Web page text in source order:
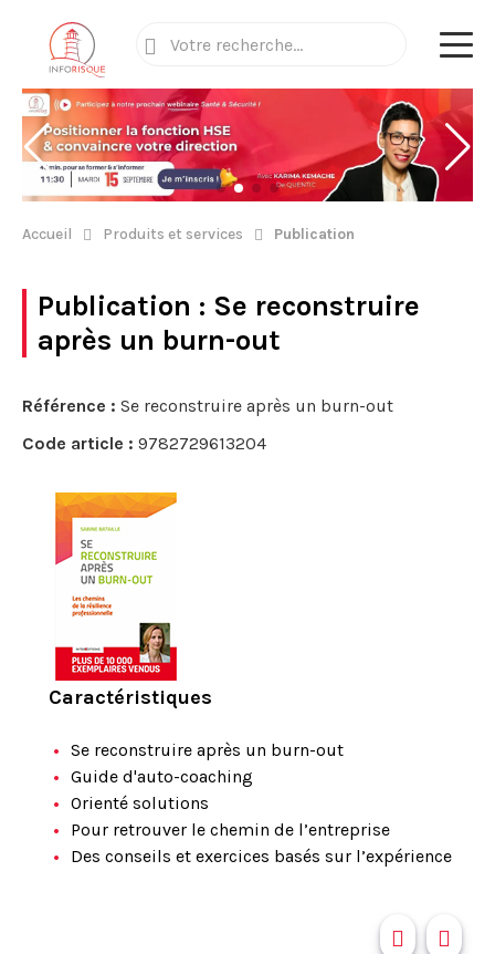
Accueil Produits et services Publication
Publication : Se reconstruire
après un burn-out
Référence : Se reconstruire après un burn-out
Code article : 9782729613204
Caractéristiques
Se reconstruire après un burn-out
Guide d'auto-coaching
Orienté solutions
Pour retrouver le chemin de l’entreprise
Des conseils et exercices basés sur l’expérience